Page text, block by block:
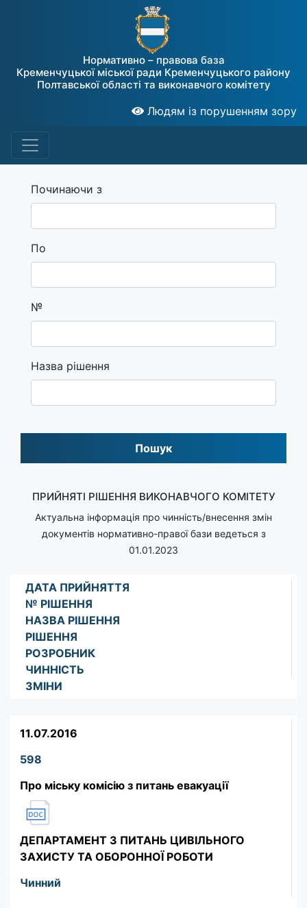
Нормативно – правова база
Кременчуцької міської ради Кременчуцького району
Полтавської області та виконавчого комітету
Людям із порушенням зору
Починаючи з
По
№
Назва рішення
Пошук
ПРИЙНЯТІ РІШЕННЯ ВИКОНАВЧОГО КОМІТЕТУ
Актуальна інформація про чинність/внесення змін
документів нормативно-правої бази ведеться з
01.01.2023
ДАТА ПРИЙНЯТТЯ
№ РІШЕННЯ
НАЗВА РІШЕННЯ
РІШЕННЯ
РОЗРОБНИК
ЧИННІСТЬ
ЗМІНИ
11.07.2016
598
Про міську комісію з питань евакуації
ДЕПАРТАМЕНТ З ПИТАНЬ ЦИВІЛЬНОГО
ЗАХИСТУ ТА ОБОРОННОЇ РОБОТИ
Чинний